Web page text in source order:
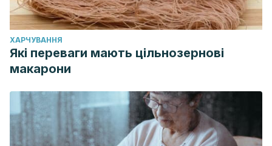
ХАРЧУВАННЯ
Які переваги мають цільнозернові
макарони